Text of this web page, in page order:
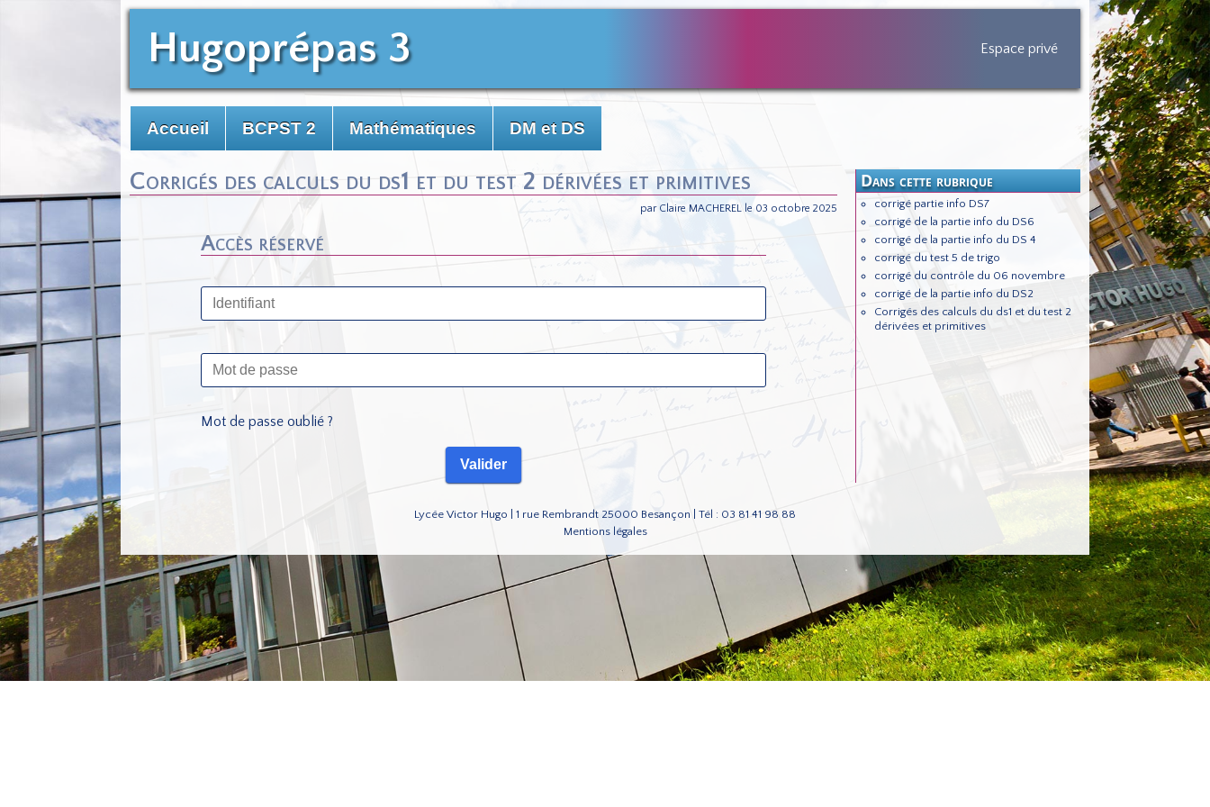
Hugoprépas 3 Espace privé
Accueil BCPST 2 Mathématiques DM et DS
Dans cette rubrique
corrigé partie info DS7
corrigé de la partie info du DS6
corrigé de la partie info du DS 4
corrigé du test 5 de trigo
corrigé du contrôle du 06 novembre
corrigé de la partie info du DS2
Corrigés des calculs du ds1 et du test 2
dérivées et primitives
Corrigés des calculs du ds1 et du test 2 dérivées et primitives
par Claire MACHEREL le 03 octobre 2025
Accès réservé
Mot de passe oublié ?
Lycée Victor Hugo | 1 rue Rembrandt 25000 Besançon | Tél : 03 81 41 98 88
Mentions légales